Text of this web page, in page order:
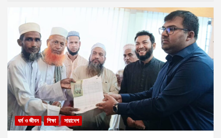
ধর্ম ও জীবন শিক্ষা সারাদেশ